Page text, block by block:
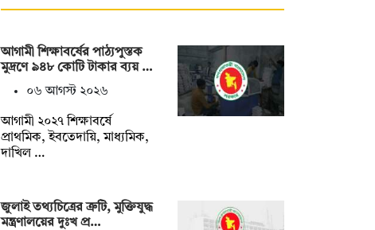
আগামী শিক্ষাবর্ষের পাঠ্যপুস্তক
মুদ্রণে ৯৪৮ কোটি টাকার ব্যয় …
০৬ আগস্ট ২০২৬
আগামী ২০২৭ শিক্ষাবর্ষে
প্রাথমিক, ইবতেদায়ি, মাধ্যমিক,
দাখিল …
জুলাই তথ্যচিত্রের ত্রুটি, মুক্তিযুদ্ধ
মন্ত্রণালয়ের দুঃখ প্র…